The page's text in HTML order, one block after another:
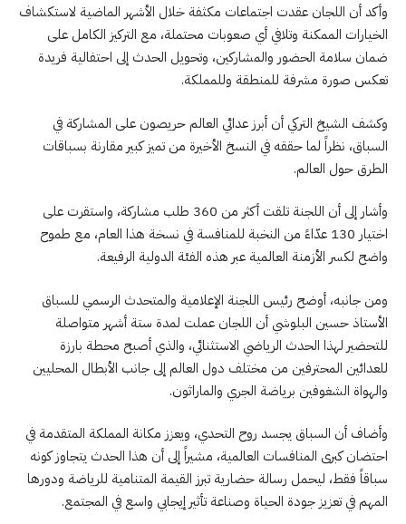
وأكد أن اللجان عقدت اجتماعات مكثفة خلال الأشهر الماضية لاستكشاف
الخيارات الممكنة وتلافي أي صعوبات محتملة، مع التركيز الكامل على
ضمان سلامة الحضور والمشاركين، وتحويل الحدث إلى احتفالية فريدة
تعكس صورة مشرفة للمنطقة وللمملكة.
وكشف الشيخ التركي أن أبرز عدائي العالم حريصون على المشاركة في
السباق، نظراً لما حققه في النسخ الأخيرة من تميز كبير مقارنة بسباقات
الطرق حول العالم.
وأشار إلى أن اللجنة تلقت أكثر من 360 طلب مشاركة، واستقرت على
اختيار 130 عدّاءً من النخبة للمنافسة في نسخة هذا العام، مع طموح
واضح لكسر الأزمنة العالمية عبر هذه الفئة الدولية الرفيعة.
ومن جانبه، أوضح رئيس اللجنة الإعلامية والمتحدث الرسمي للسباق
الأستاذ حسين البلوشي أن اللجان عملت لمدة ستة أشهر متواصلة
للتحضير لهذا الحدث الرياضي الاستثنائي، والذي أصبح محطة بارزة
للعدائين المحترفين من مختلف دول العالم إلى جانب الأبطال المحليين
والهواة الشغوفين برياضة الجري والماراثون.
وأضاف أن السباق يجسد روح التحدي، ويعزز مكانة المملكة المتقدمة في
احتضان كبرى المنافسات العالمية، مشيراً إلى أن هذا الحدث يتجاوز كونه
سباقاً فقط، ليحمل رسالة حضارية تبرز القيمة المتنامية للرياضة ودورها
المهم في تعزيز جودة الحياة وصناعة تأثير إيجابي واسع في المجتمع.